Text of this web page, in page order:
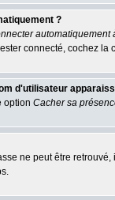
?
automatiquement
connecté, cochez
d'utilisateur
option Cacher sa
ne peut être